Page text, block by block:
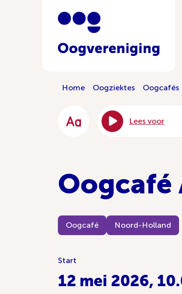
Home Oogziektes Oogcafés
Lees voor
Oogcafé
Oogcafé Noord-Holland
Start
12 mei 2026,